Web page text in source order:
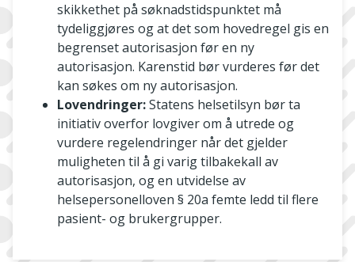
skikkethet på søknadstidspunktet må
tydeliggjøres og at det som hovedregel gis en
begrenset autorisasjon før en ny
autorisasjon. Karenstid bør vurderes før det
kan søkes om ny autorisasjon.
Lovendringer:Statens helsetilsyn bør ta
initiativ overfor lovgiver om å utrede og
vurdere regelendringer når det gjelder
muligheten til å gi varig tilbakekall av
autorisasjon, og en utvidelse av
helsepersonelloven § 20a femte ledd til flere
pasient- og brukergrupper.